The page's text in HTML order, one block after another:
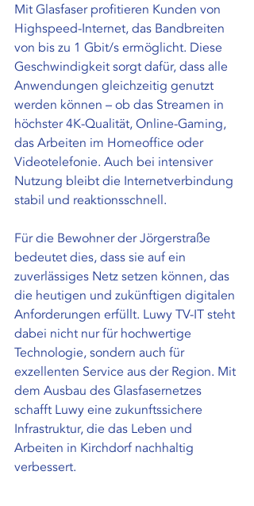
Mit Glasfaser profitieren Kunden von
Highspeed-Internet, das Bandbreiten
von bis zu 1 Gbit/s ermöglicht. Diese
Geschwindigkeit sorgt dafür, dass alle
Anwendungen gleichzeitig genutzt
werden können – ob das Streamen in
höchster 4K-Qualität, Online-Gaming,
das Arbeiten im Homeoffice oder
Videotelefonie. Auch bei intensiver
Nutzung bleibt die Internetverbindung
stabil und reaktionsschnell.
Für die Bewohner der Jörgerstraße
bedeutet dies, dass sie auf ein
zuverlässiges Netz setzen können, das
die heutigen und zukünftigen digitalen
Anforderungen erfüllt. Luwy TV-IT steht
dabei nicht nur für hochwertige
Technologie, sondern auch für
exzellenten Service aus der Region. Mit
dem Ausbau des Glasfasernetzes
schafft Luwy eine zukunftssichere
Infrastruktur, die das Leben und
Arbeiten in Kirchdorf nachhaltig
verbessert.